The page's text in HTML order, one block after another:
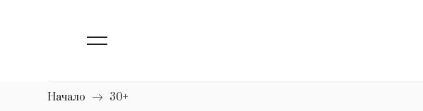
1633
Dialogue
Начало 30+